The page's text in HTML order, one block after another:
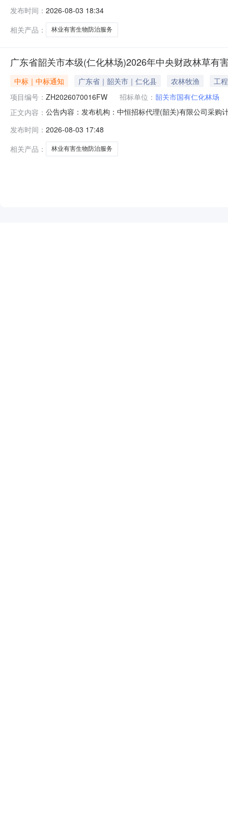
https://gdgpo.czt.gd.gov.cn/获取采购文件，并于2026年
发布时间： 2026-08-03 18:34
相关产品：
林业有害生物防治服务
广东省韶关市本级(仁化林场)2026年中央财政林草有
中标｜中标通知 广东省｜韶关市｜仁化县 农林牧渔
工程
项目编号： ZH2026070016FW 招标单位： 韶关市国有仁化林场
正文内容： 公告内容：发布机构：中恒招标代理(韶关)有限公司采
购结果合同包1(广东省韶关市本级（仁化林场）2026年
发布时间： 2026-08-03 17:48
相关产品：
林业有害生物防治服务